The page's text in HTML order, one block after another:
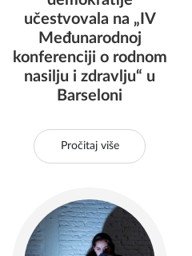
učestvovala na „IV
Međunarodnoj
konferenciji o rodnom
nasilju i zdravlju“ u
Barseloni
Pročitaj više